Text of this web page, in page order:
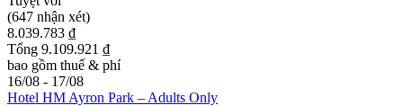
(647 nhận xét)
8.039.783 ₫
Tổng 9.109.921 ₫
bao gồm thuế & phí
16/08 - 17/08
Hotel HM Ayron Park – Adults Only